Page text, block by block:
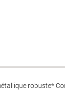
robuste*